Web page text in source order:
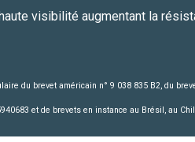
visibilité augmentant la
du brevet américain n° 9 038 835 B2, du
et de brevets en instance au Brésil, au